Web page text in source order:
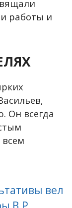
работы и
Он всегда
вел